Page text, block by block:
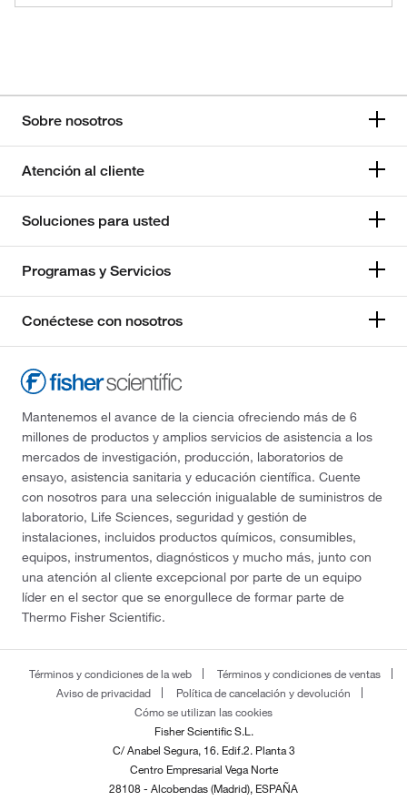
Sobre nosotros
Atención al cliente
Soluciones para usted
Programas y Servicios
Conéctese con nosotros
Mantenemos el avance de la ciencia ofreciendo más de 6
millones de productos y amplios servicios de asistencia a los
mercados de investigación, producción, laboratorios de
ensayo, asistencia sanitaria y educación científica. Cuente
con nosotros para una selección inigualable de suministros de
laboratorio, Life Sciences, seguridad y gestión de
instalaciones, incluidos productos químicos, consumibles,
equipos, instrumentos, diagnósticos y mucho más, junto con
una atención al cliente excepcional por parte de un equipo
líder en el sector que se enorgullece de formar parte de
Thermo Fisher Scientific.
Términos y condiciones de la web
Términos y condiciones de ventas
Aviso de privacidad
Política de cancelación y devolución
Cómo se utilizan las cookies
Fisher Scientific S.L.
C/ Anabel Segura, 16. Edif.2. Planta 3
Centro Empresarial Vega Norte
28108 - Alcobendas (Madrid), ESPAÑA